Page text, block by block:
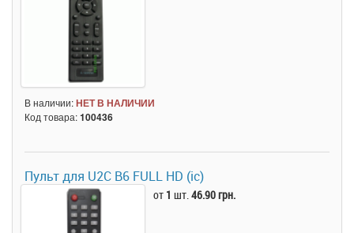
В наличии:НЕТ В НАЛИЧИИ
Код товара:100436
Пульт для U2C B6 FULL HD (ic)
от 1 шт.46.90 грн.